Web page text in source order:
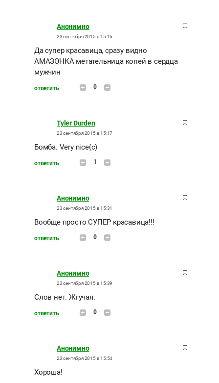
Анонимно
23 сентября 2015 в 15:16
Да супер красавица, сразу видно
АМАЗОНКА метательница копей в сердца
мужчин
ответить 0
Tyler Durden
23 сентября 2015 в 15:17
Бомба. Very nice(c)
ответить 1
Анонимно
23 сентября 2015 в 15:31
Вообще просто СУПЕР красавица!!!
ответить 0
Анонимно
23 сентября 2015 в 15:39
Слов нет. Жгучая.
ответить 0
Анонимно
23 сентября 2015 в 15:54
Хороша!